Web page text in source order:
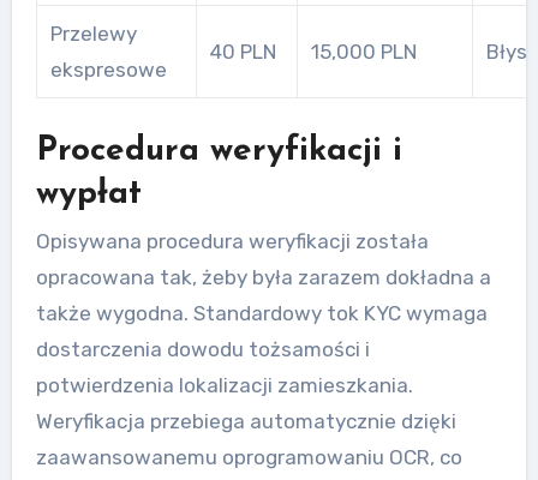
Przelewy
ekspresowe
40 PLN 15,000 PLN
Procedura weryfikacji i
wypłat
Opisywana procedura weryfikacji została
opracowana tak, żeby była zarazem dokładna a
także wygodna. Standardowy tok KYC wymaga
dostarczenia dowodu tożsamości i
potwierdzenia lokalizacji zamieszkania.
Weryfikacja przebiega automatycznie dzięki
zaawansowanemu oprogramowaniu OCR, co